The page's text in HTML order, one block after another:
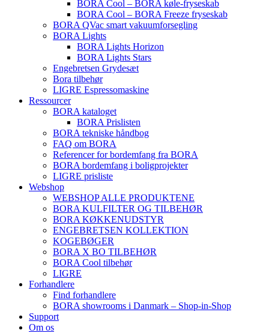
BORA Cool – BORA køle-fryseskab
BORA Cool – BORA Freeze fryseskab
BORA QVac smart vakuumforsegling
BORA Lights
BORA Lights Horizon
BORA Lights Stars
Engebretsen Grydesæt
Bora tilbehør
LIGRE Espressomaskine
Ressourcer
BORA kataloget
BORA Prislisten
BORA tekniske håndbog
FAQ om BORA
Referencer for bordemfang fra BORA
BORA bordemfang i boligprojekter
LIGRE prisliste
Webshop
WEBSHOP ALLE PRODUKTENE
BORA KULFILTER OG TILBEHØR
BORA KØKKENUDSTYR
ENGEBRETSEN KOLLEKTION
KOGEBØGER
BORA X BO TILBEHØR
BORA Cool tilbehør
LIGRE
Forhandlere
Find forhandlere
BORA showrooms i Danmark – Shop-in-Shop
Support
Om os